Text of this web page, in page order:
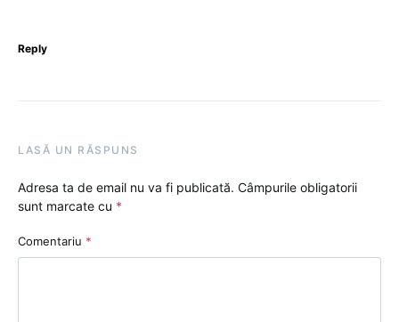
Reply
LASĂ UN RĂSPUNS
Adresa ta de email nu va fi publicată. Câmpurile obligatorii
sunt marcate cu *
Comentariu *